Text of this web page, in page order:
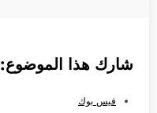
شارك هذا الموضوع:
فيس بوك